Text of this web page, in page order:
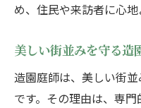
め、住民や来訪者に心地
美しい街並みを守る造
造園庭師は、美しい街
です。その理由は、専